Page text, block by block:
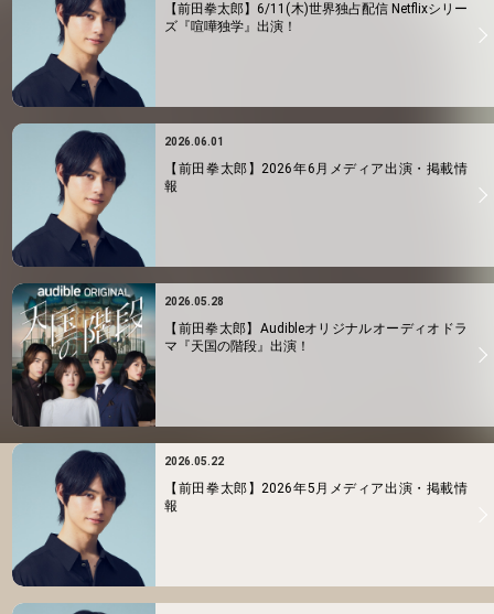
【前田拳太郎】6/11(木)世界独占配信 Netflixシリー
ズ『喧嘩独学』出演！
2026.06.01
【前田拳太郎】2026年6月メディア出演・掲載情
報
2026.05.28
【前田拳太郎】Audibleオリジナルオーディオドラ
マ『天国の階段』出演！
2026.05.22
【前田拳太郎】2026年5月メディア出演・掲載情
報